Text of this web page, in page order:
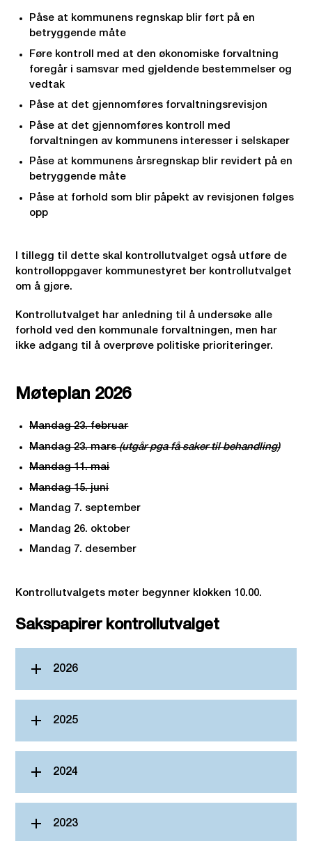
Påse at kommunens regnskap blir ført på en
betryggende måte
Føre kontroll med at den økonomiske forvaltning
foregår i samsvar med gjeldende bestemmelser og
vedtak
Påse at det gjennomføres forvaltningsrevisjon
Påse at det gjennomføres kontroll med
forvaltningen av kommunens interesser i selskaper
Påse at kommunens årsregnskap blir revidert på en
betryggende måte
Påse at forhold som blir påpekt av revisjonen følges
opp
I tillegg til dette skal kontrollutvalget også utføre de
kontrolloppgaver kommunestyret ber kontrollutvalget
om å gjøre.
Kontrollutvalget har anledning til å undersøke alle
forhold ved den kommunale forvaltningen, men har
ikke adgang til å overprøve politiske prioriteringer.
Møteplan 2026
Mandag 23. februar
Mandag 23. mars(utgår pga få saker til behandling)
Mandag 11. mai
Mandag 15. juni
Mandag 7. september
Mandag 26. oktober
Mandag 7. desember
Kontrollutvalgets møter begynner klokken 10.00.
Sakspapirer kontrollutvalget
2026
2025
2024
2023